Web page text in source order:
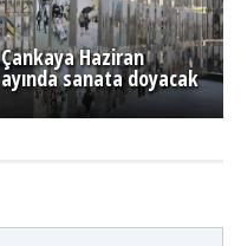
Çankaya Haziran
ayında sanata doyacak